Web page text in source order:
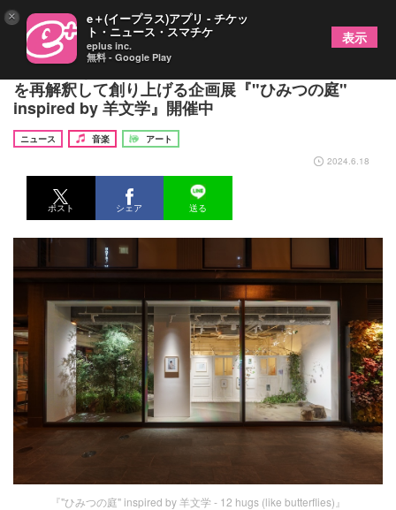
好評につき会期延長が決定 羊文学のフルアルバム
を再解釈して創り上げる企画展『"ひみつの庭"
inspired by 羊文学』開催中
ニュース 音楽
アート
2024.6.18
ポスト シェア 送る
『"ひみつの庭" inspired by 羊文学 - 12 hugs (like butterflies)』
× e＋(イープラス)アプリ - チケッ
ト・ニュース・スマチケ
eplus inc.
無料 - Google Play
表示